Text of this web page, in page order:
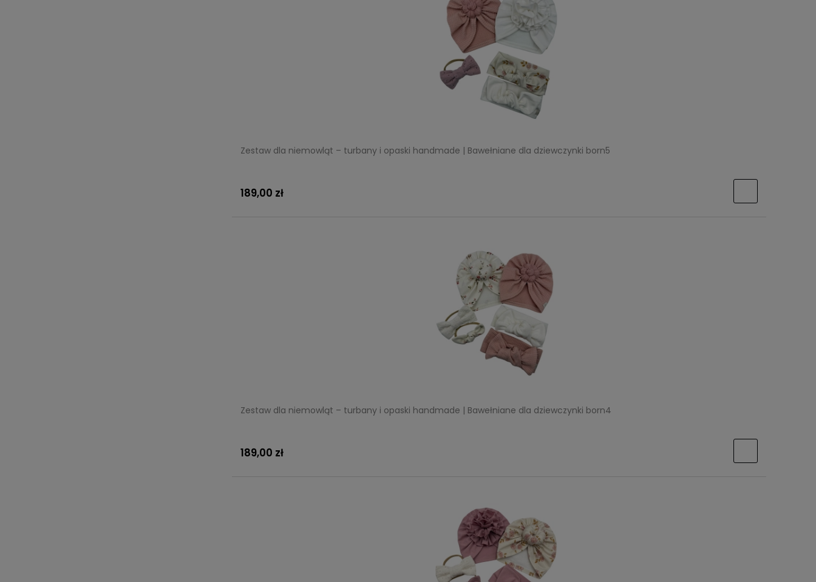
Zestaw dla niemowląt – turbany i opaski handmade | Bawełniane dla dziewczynki born5
189,00 zł
Zestaw dla niemowląt – turbany i opaski handmade | Bawełniane dla dziewczynki born4
189,00 zł